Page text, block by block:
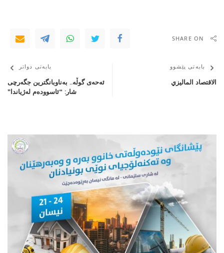
SHARE ON
بابەتی پێشوو
الاقتصاد الماليزي
بابەتی دواتر
ئەحەی گوڵە.. بەناوبانگترین جگەرچی
شار: “ئاسوودەم لەژیاندا”